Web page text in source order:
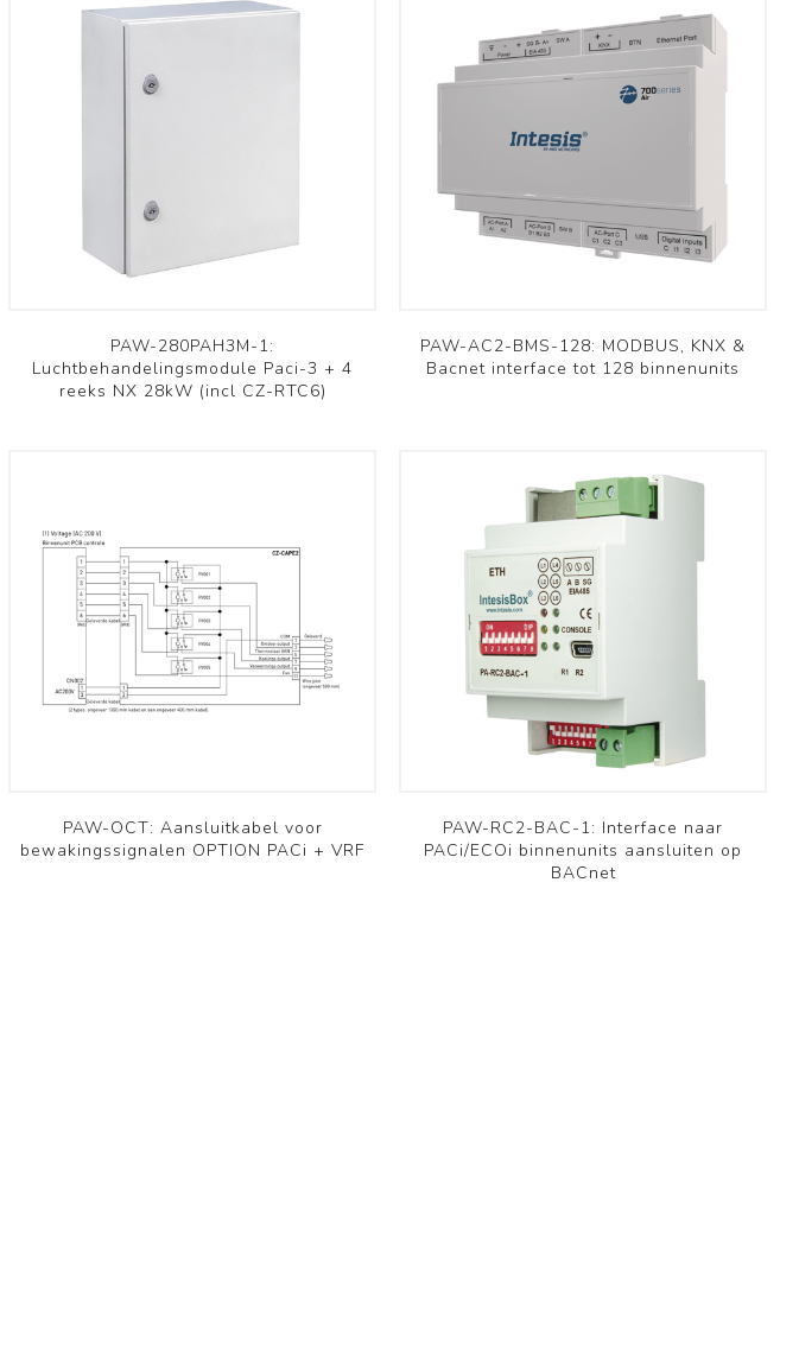
PAW-280PAH3M-1:
Luchtbehandelingsmodule Paci-3 + 4
reeks NX 28kW (incl CZ-RTC6)
PAW-AC2-BMS-128: MODBUS, KNX &
Bacnet interface tot 128 binnenunits
PAW-OCT: Aansluitkabel voor
bewakingssignalen OPTION PACi + VRF
PAW-RC2-BAC-1: Interface naar
PACi/ECOi binnenunits aansluiten op
BACnet